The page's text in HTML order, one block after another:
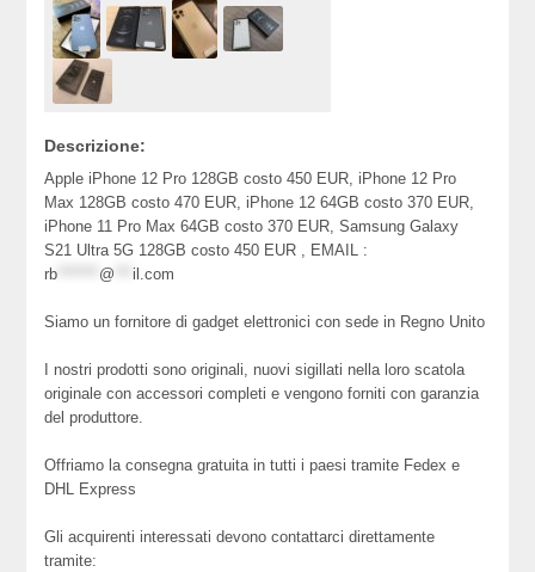
Descrizione:
Apple iPhone 12 Pro 128GB costo 450 EUR, iPhone 12 Pro
Max 128GB costo 470 EUR, iPhone 12 64GB costo 370 EUR,
iPhone 11 Pro Max 64GB costo 370 EUR, Samsung Galaxy
S21 Ultra 5G 128GB costo 450 EUR , EMAIL :
rb
@ il.com
Siamo un fornitore di gadget elettronici con sede in Regno Unito
I nostri prodotti sono originali, nuovi sigillati nella loro scatola
originale con accessori completi e vengono forniti con garanzia
del produttore.
Offriamo la consegna gratuita in tutti i paesi tramite Fedex e
DHL Express
Gli acquirenti interessati devono contattarci direttamente
tramite: